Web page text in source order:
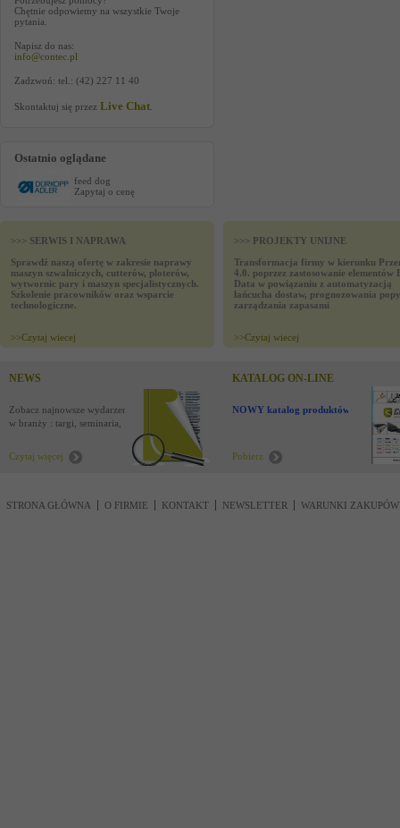
Chętnie odpowiemy na wszystkie Twoje
pytania.
Napisz do nas:
info@contec.pl
Zadzwoń: tel.: (42) 227 11 40
Skontaktuj się przez Live Chat
Ostatnio oglądane
feed dog
Zapytaj o cenę
>>> SERWIS I NAPRAWA
Sprawdź naszą ofertę w zakresie naprawy
maszyn szwalniczych, cutterów, ploterów,
wytwornic pary i maszyn specjalistycznych.
Szkolenie pracowników oraz wsparcie
technologiczne.
>>Czytaj wiecej
>>> PROJEKTY UNIJNE
Transformacja firmy w kierunku
4.0. poprzez zastosowanie elementów
Data w powiązaniu z automatyzacją
łańcucha dostaw, prognozowania
zarządzania zapasami
>>Czytaj wiecej
NEWS
Zobacz najnowsze wydarzenia
w branży : targi, seminaria,
Czytaj więcej
KATALOG ON-LINE
NOWY katalog produktów !
Pobierz
STRONA GŁÓWNA O FIRMIE KONTAKT NEWSLETTER WARUNKI ZAKUPÓW